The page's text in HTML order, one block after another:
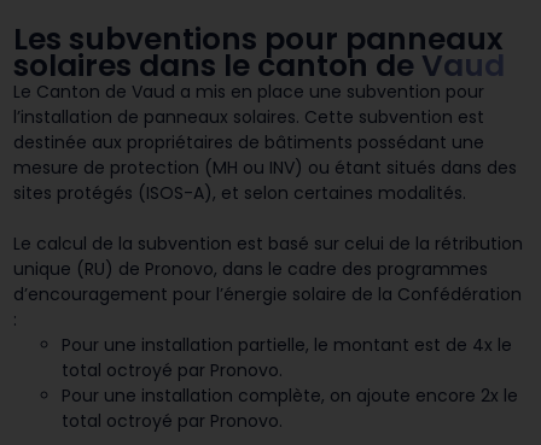
Les subventions pour panneaux
solaires dans le canton de Vaud
Le Canton de Vaud a mis en place une subvention pour
l’installation de panneaux solaires. Cette subvention est
destinée aux propriétaires de bâtiments possédant une
mesure de protection (MH ou INV) ou étant situés dans des
sites protégés (ISOS-A), et selon certaines modalités.
Le calcul de la subvention est basé sur celui de la rétribution
unique (RU) de Pronovo, dans le cadre des programmes
d’encouragement pour l’énergie solaire de la Confédération
:
Pour une installation partielle, le montant est de 4x le
total octroyé par Pronovo.
Pour une installation complète, on ajoute encore 2x le
total octroyé par Pronovo.